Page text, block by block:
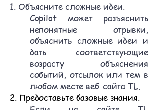
1. Объясните сложные идеи.
Copilot может разъяснить
непонятные отрывки,
объяснить сложные идеи и
дать соответствующие
возрасту объяснения
событий, отсылок или тем в
любом месте веб-сайта TL.
2. Предоставьте базовые знания.